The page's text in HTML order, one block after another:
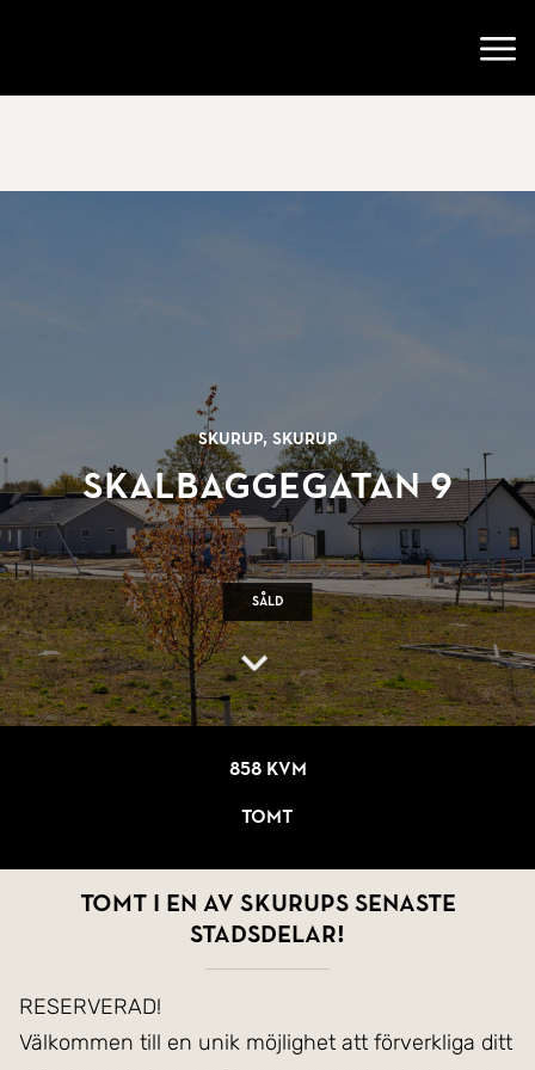
Skurup, Skurup
Skalbaggegatan 9
Såld
858 kvm
Tomt
Tomt i en av Skurups senaste
stadsdelar!
RESERVERAD!
Välkommen till en unik möjlighet att förverkliga ditt